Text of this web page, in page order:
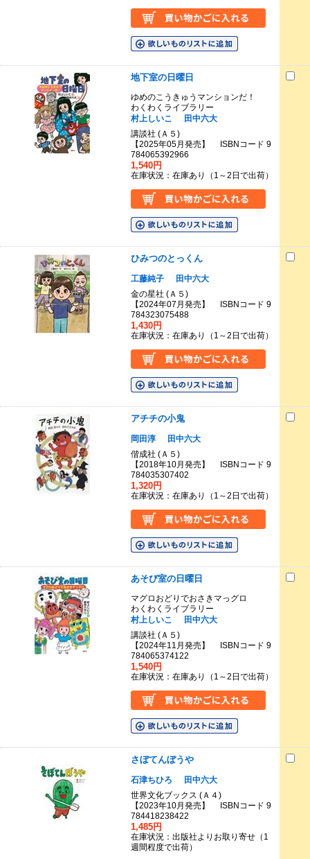
地下室の日曜日
ゆめのこうきゅうマンションだ！
わくわくライブラリー
村上しいこ
田中六大
講談社 (Ａ５)
【2025年05月発売】 ISBNコード 9
784065392966
1,540円
在庫状況：在庫あり（1～2日で出荷）
ひみつのとっくん
工藤純子
田中六大
金の星社 (Ａ５)
【2024年07月発売】 ISBNコード 9
784323075488
1,430円
在庫状況：在庫あり（1～2日で出荷）
アチチの小鬼
岡田淳
田中六大
偕成社 (Ａ５)
【2018年10月発売】 ISBNコード 9
784035307402
1,320円
在庫状況：在庫あり（1～2日で出荷）
あそび室の日曜日
マグロおどりでおさきマっグロ
わくわくライブラリー
村上しいこ
田中六大
講談社 (Ａ５)
【2024年11月発売】 ISBNコード 9
784065374122
1,540円
在庫状況：在庫あり（1～2日で出荷）
さぼてんぼうや
石津ちひろ
田中六大
世界文化ブックス (Ａ４)
【2023年10月発売】 ISBNコード 9
784418238422
1,485円
在庫状況：出版社よりお取り寄せ（1
週間程度で出荷）